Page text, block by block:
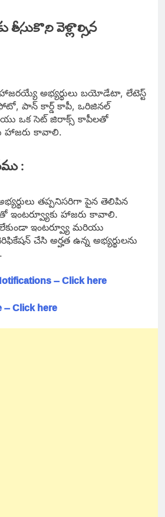
తీసుకొని వెళ్లాల్సిన
హాజరయ్యే అభ్యర్థులు బయోడేటా, లేటెస్ట్
పాన్ కార్డ్ కాపీ, ఒరిజినల్
ఒక సెట్ జిరాక్స్ కాపీలతో
హాజరు కావాలి.
:
తప్పనిసరిగా పైన తెలిపిన
ఇంటర్వ్యూకు హాజరు కావాలి.
ఇంటర్వ్యూ మరియు
చేసి అర్హత ఉన్న అభ్యర్థులను
– Click here
– Click here